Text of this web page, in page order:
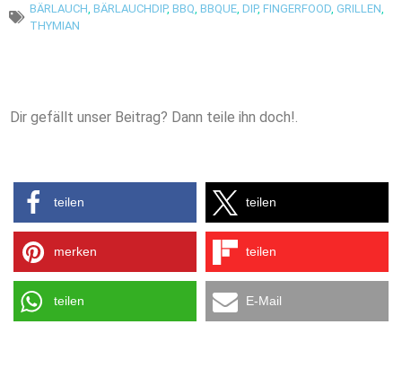
BÄRLAUCH BÄRLAUCHDIP, BBQ BBQUE DIP, FINGERFOOD GRILLEN
THYMIAN
Dir gefällt unser Beitrag? Dann teile ihn doch!.
teilen teilen
merken teilen
teilen E-Mail